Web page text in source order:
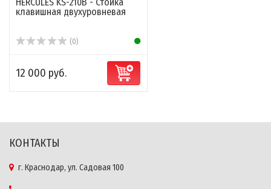
HERCULES KS-210B - Стойка
клавишная двухуровневая
(0)
12 000 руб.
КОНТАКТЫ
г. Краснодар, ул. Садовая 100